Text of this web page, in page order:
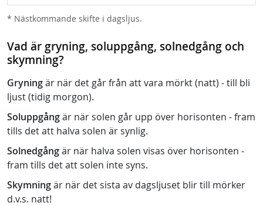
* Nästkommande skifte i dagsljus.
Vad är gryning, soluppgång, solnedgång och
skymning?
Gryningär när det går från att vara mörkt (natt) - till bli
ljust (tidig morgon).
Soluppgångär när solen går upp över horisonten - fram
tills det att halva solen är synlig.
Solnedgångär när halva solen visas över horisonten -
fram tills det att solen inte syns.
Skymningär när det sista av dagsljuset blir till mörker
d.v.s. natt!